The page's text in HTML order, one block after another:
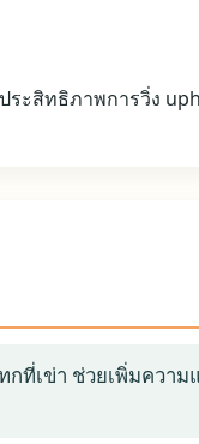
ระสิทธิภาพการวิ่ง
ที่เข่า ช่วยเพิ่มความ